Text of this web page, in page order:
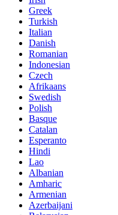
Greek
Turkish
Italian
Danish
Romanian
Indonesian
Czech
Afrikaans
Swedish
Polish
Basque
Catalan
Esperanto
Hindi
Lao
Albanian
Amharic
Armenian
Azerbaijani